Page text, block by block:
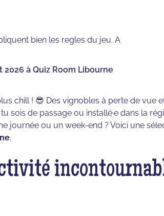
bien les regles du jeu. A
à Quiz Room Libourne
chill ! 😎 Des vignobles à perte de vue
sois de passage ou installé·e dans la
journée ou un week-end ? Voici une
.